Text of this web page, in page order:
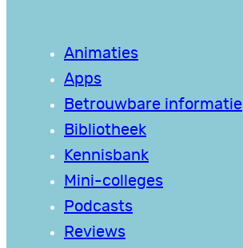
Animaties
Apps
Betrouwbare informatie
Bibliotheek
Kennisbank
Mini-colleges
Podcasts
Reviews